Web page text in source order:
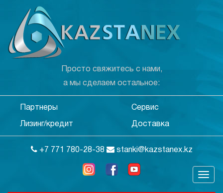
Просто свяжитесь с нами,
а мы сделаем остальное:
Партнеры Сервис
Лизинг/кредит Доставка
+7 771 780-28-38 stanki@kazstanex.kz